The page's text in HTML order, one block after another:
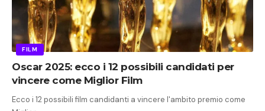
FILM
Oscar 2025: ecco i 12 possibili candidati per
vincere come Miglior Film
Ecco i 12 possibili film candidanti a vincere l'ambito premio come